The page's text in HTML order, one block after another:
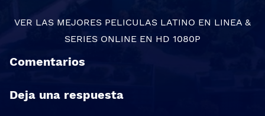
VER LAS MEJORES PELICULAS LATINO EN LINEA &
SERIES ONLINE EN HD 1080P
Comentarios
Deja una respuesta